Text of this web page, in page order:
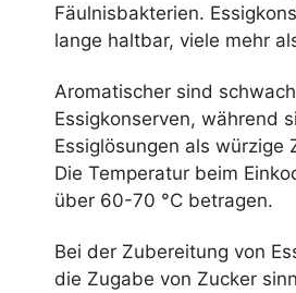
Fäulnisbakterien.
lange haltbar, viele mehr
Aromatischer sind
Essigkonserven, während
Essiglösungen als würzige
Die Temperatur beim
über 60-70 °C betragen.
Bei der Zubereitung von
die Zugabe von Zucker